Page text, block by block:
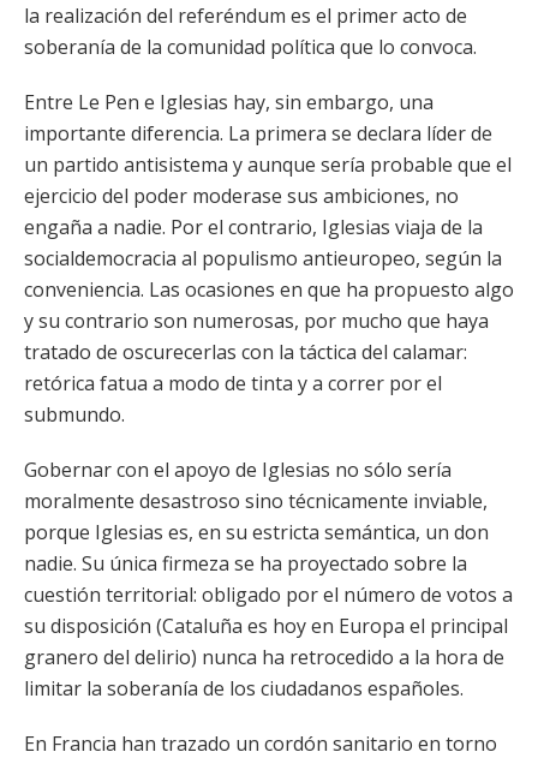
la realización del referéndum es el primer acto de
soberanía de la comunidad política que lo convoca.
Entre Le Pen e Iglesias hay, sin embargo, una
importante diferencia. La primera se declara líder de
un partido antisistema y aunque sería probable que el
ejercicio del poder moderase sus ambiciones, no
engaña a nadie. Por el contrario, Iglesias viaja de la
socialdemocracia al populismo antieuropeo, según la
conveniencia. Las ocasiones en que ha propuesto algo
y su contrario son numerosas, por mucho que haya
tratado de oscurecerlas con la táctica del calamar:
retórica fatua a modo de tinta y a correr por el
submundo.
Gobernar con el apoyo de Iglesias no sólo sería
moralmente desastroso sino técnicamente inviable,
porque Iglesias es, en su estricta semántica, un don
nadie. Su única firmeza se ha proyectado sobre la
cuestión territorial: obligado por el número de votos a
su disposición (Cataluña es hoy en Europa el principal
granero del delirio) nunca ha retrocedido a la hora de
limitar la soberanía de los ciudadanos españoles.
En Francia han trazado un cordón sanitario en torno